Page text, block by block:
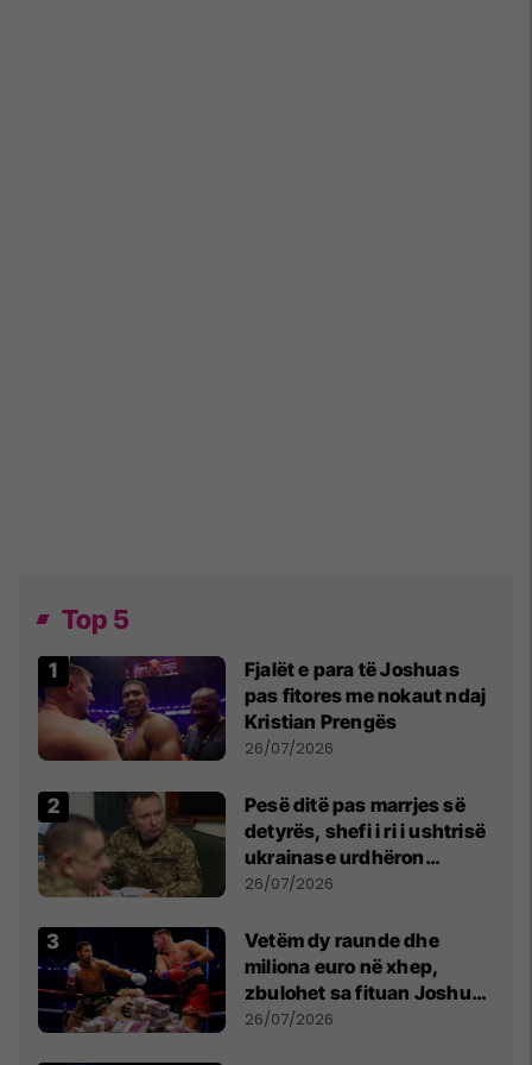
Top 5
Fjalët e para të Joshuas
pas fitores me nokaut ndaj
Kristian Prengës
26/07/2026
Pesë ditë pas marrjes së
detyrës, shefi i ri i ushtrisë
ukrainase urdhëron
kontroll të madh
26/07/2026
Vetëm dy raunde dhe
miliona euro në xhep,
zbulohet sa fituan Joshua
e Prenga
26/07/2026